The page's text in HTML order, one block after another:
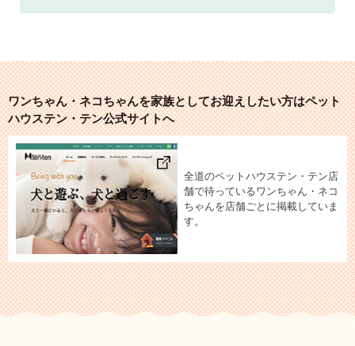
ワンちゃん・ネコちゃんを家族としてお迎えしたい方はペット
ハウステン・テン公式サイトへ
全道のペットハウステン・テン店
舗で待っているワンちゃん・ネコ
ちゃんを店舗ごとに掲載していま
す。